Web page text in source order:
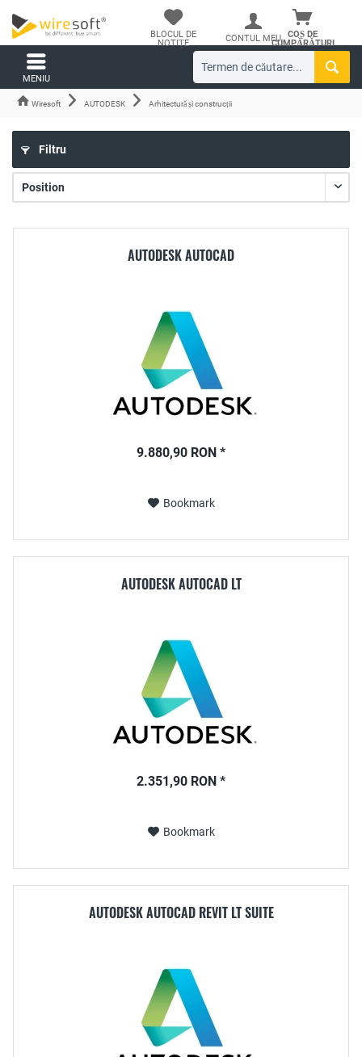
COȘ DE
CUMPĂRĂTURI
BLOCUL DE
NOTIȚE
CONTUL MEU
MENIU
Wiresoft AUTODESK Arhitectură și construcții
Filtru
AUTODESK AUTOCAD
9.880,90 RON *
Bookmark
AUTODESK AUTOCAD LT
2.351,90 RON *
Bookmark
AUTODESK AUTOCAD REVIT LT SUITE